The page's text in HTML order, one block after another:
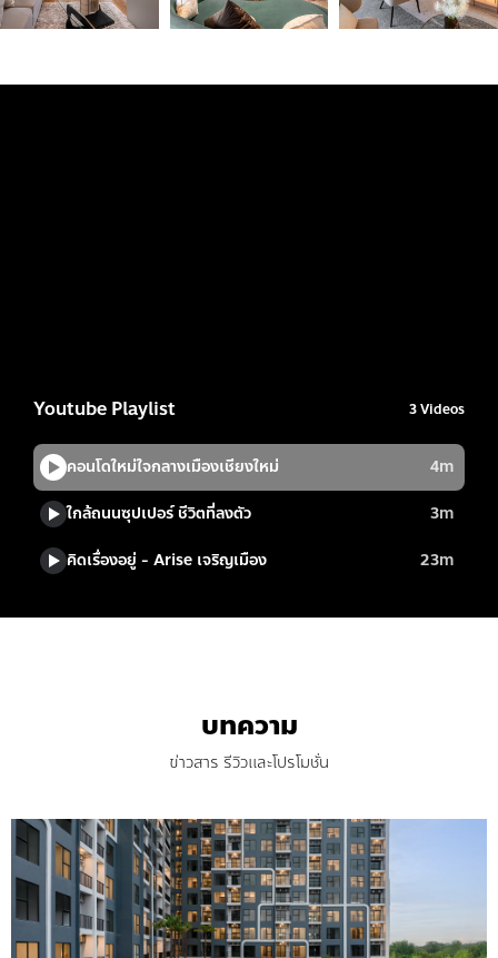
บทความ
ข่าวสาร รีวิวและโปรโมชั่น